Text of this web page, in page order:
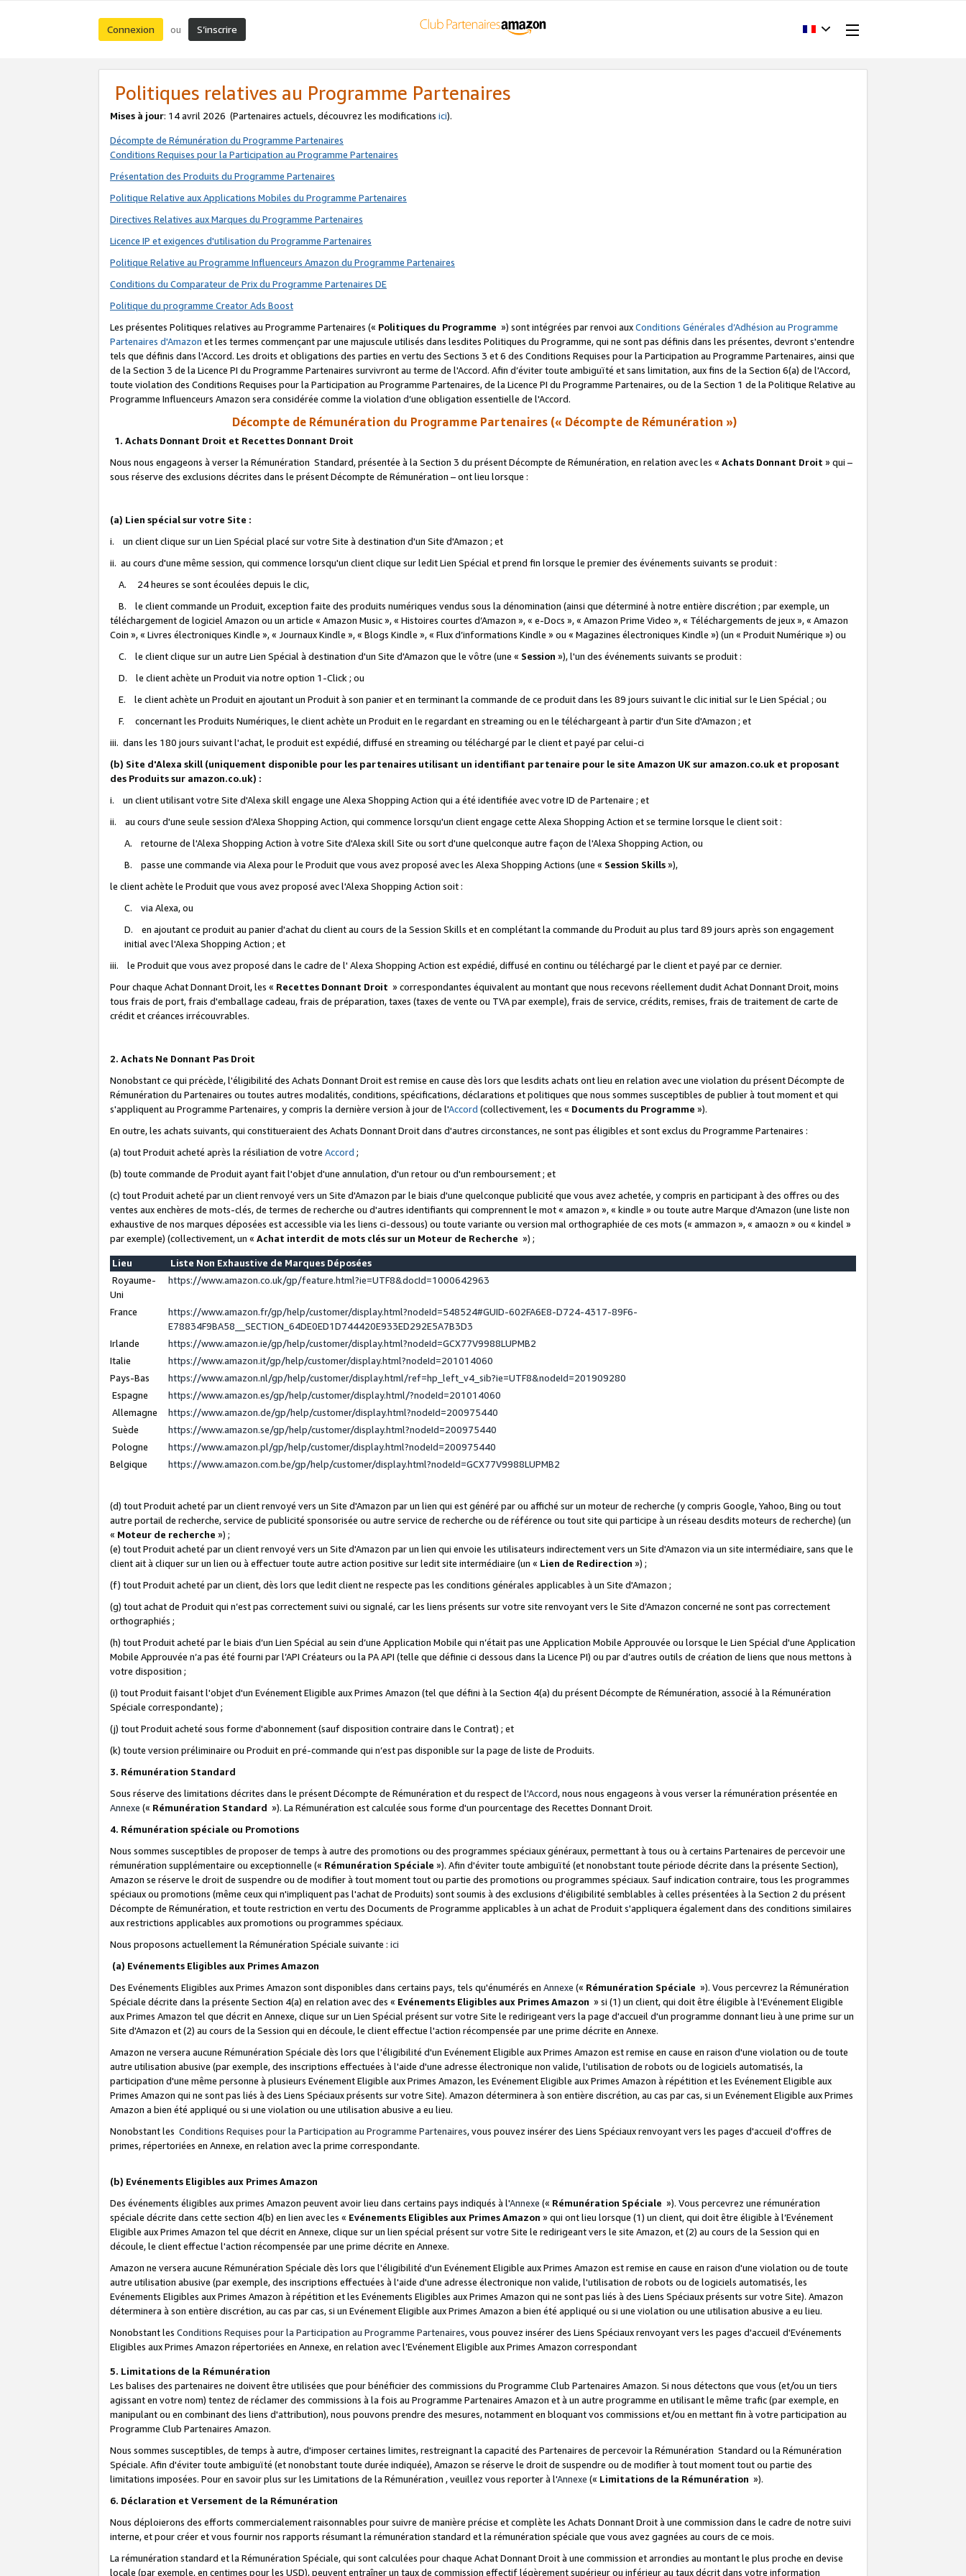
Connexion ou S’inscrire
Politiques relatives au Programme Partenaires
Mises à jour: 14 avril 2026 (Partenaires actuels, découvrez les modifications ici).
Décompte de Rémunération du Programme Partenaires
Conditions Requises pour la Participation au Programme Partenaires
Présentation des Produits du Programme Partenaires
Politique Relative aux Applications Mobiles du Programme Partenaires
Directives Relatives aux Marques du Programme Partenaires
Licence IP et exigences d'utilisation du Programme Partenaires
Politique Relative au Programme Influenceurs Amazon du Programme Partenaires
Conditions du Comparateur de Prix du Programme Partenaires DE
Politique du programme Creator Ads Boost
Les présentes Politiques relatives au Programme Partenaires (« Politiques du Programme ») sont intégrées par renvoi auxConditions Générales d’Adhésion au Programme
Partenaires d'Amazon et les termes commençant par une majuscule utilisés dans lesdites Politiques du Programme, qui ne sont pas définis dans les présentes, devront s'entendre
tels que définis dans l'Accord. Les droits et obligations des parties en vertu des Sections 3 et 6 des Conditions Requises pour la Participation au Programme Partenaires, ainsi que
de la Section 3 de la Licence PI du Programme Partenaires survivront au terme de l'Accord. Afin d’éviter toute ambiguïté et sans limitation, aux fins de la Section 6(a) de l'Accord,
toute violation des Conditions Requises pour la Participation au Programme Partenaires, de la Licence PI du Programme Partenaires, ou de la Section 1 de la Politique Relative au
Programme Influenceurs Amazon sera considérée comme la violation d’une obligation essentielle de l'Accord.
Décompte de Rémunération du Programme Partenaires (« Décompte de Rémunération »)
1. Achats Donnant Droit et Recettes Donnant Droit
Nous nous engageons à verser la Rémunération Standard, présentée à la Section 3 du présent Décompte de Rémunération, en relation avec les « Achats Donnant Droit » qui –
sous réserve des exclusions décrites dans le présent Décompte de Rémunération – ont lieu lorsque :
(a) Lien spécial sur votre Site :
i. un client clique sur un Lien Spécial placé sur votre Site à destination d'un Site d'Amazon ; et
ii. au cours d'une même session, qui commence lorsqu'un client clique sur ledit Lien Spécial et prend fin lorsque le premier des événements suivants se produit :
A. 24 heures se sont écoulées depuis le clic,
B. le client commande un Produit, exception faite des produits numériques vendus sous la dénomination (ainsi que déterminé à notre entière discrétion ; par exemple, un
téléchargement de logiciel Amazon ou un article « Amazon Music », « Histoires courtes d’Amazon », « e-Docs », « Amazon Prime Video », « Téléchargements de jeux », « Amazon
Coin », « Livres électroniques Kindle », « Journaux Kindle », « Blogs Kindle », « Flux d’informations Kindle » ou « Magazines électroniques Kindle ») (un « Produit Numérique ») ou
C. le client clique sur un autre Lien Spécial à destination d'un Site d'Amazon que le vôtre (une « Session »), l'un des événements suivants se produit :
D. le client achète un Produit via notre option 1-Click ; ou
E. le client achète un Produit en ajoutant un Produit à son panier et en terminant la commande de ce produit dans les 89 jours suivant le clic initial sur le Lien Spécial ; ou
F. concernant les Produits Numériques, le client achète un Produit en le regardant en streaming ou en le téléchargeant à partir d'un Site d'Amazon ; et
iii. dans les 180 jours suivant l'achat, le produit est expédié, diffusé en streaming ou téléchargé par le client et payé par celui-ci
(b) Site d'Alexa skill (uniquement disponible pour les partenaires utilisant un identifiant partenaire pour le site Amazon UK sur amazon.co.uk et proposant
des Produits sur amazon.co.uk) :
i. un client utilisant votre Site d'Alexa skill engage une Alexa Shopping Action qui a été identifiée avec votre ID de Partenaire ; et
ii. au cours d'une seule session d'Alexa Shopping Action, qui commence lorsqu'un client engage cette Alexa Shopping Action et se termine lorsque le client soit :
A. retourne de l'Alexa Shopping Action à votre Site d'Alexa skill Site ou sort d'une quelconque autre façon de l'Alexa Shopping Action, ou
B. passe une commande via Alexa pour le Produit que vous avez proposé avec les Alexa Shopping Actions (une « Session Skills»),
le client achète le Produit que vous avez proposé avec l'Alexa Shopping Action soit :
C. via Alexa, ou
D. en ajoutant ce produit au panier d'achat du client au cours de la Session Skills et en complétant la commande du Produit au plus tard 89 jours après son engagement
initial avec l'Alexa Shopping Action ; et
iii. le Produit que vous avez proposé dans le cadre de l' Alexa Shopping Action est expédié, diffusé en continu ou téléchargé par le client et payé par ce dernier.
Pour chaque Achat Donnant Droit, les « Recettes Donnant Droit » correspondantes équivalent au montant que nous recevons réellement dudit Achat Donnant Droit, moins
tous frais de port, frais d'emballage cadeau, frais de préparation, taxes (taxes de vente ou TVA par exemple), frais de service, crédits, remises, frais de traitement de carte de
crédit et créances irrécouvrables.
2. Achats Ne Donnant Pas Droit
Nonobstant ce qui précède, l'éligibilité des Achats Donnant Droit est remise en cause dès lors que lesdits achats ont lieu en relation avec une violation du présent Décompte de
Rémunération du Partenaires ou toutes autres modalités, conditions, spécifications, déclarations et politiques que nous sommes susceptibles de publier à tout moment et qui
s'appliquent au Programme Partenaires, y compris la dernière version à jour de l'Accord (collectivement, les « Documents du Programme »).
En outre, les achats suivants, qui constitueraient des Achats Donnant Droit dans d'autres circonstances, ne sont pas éligibles et sont exclus du Programme Partenaires :
(a) tout Produit acheté après la résiliation de votre Accord ;
(b) toute commande de Produit ayant fait l'objet d'une annulation, d'un retour ou d'un remboursement ; et
(c) tout Produit acheté par un client renvoyé vers un Site d'Amazon par le biais d'une quelconque publicité que vous avez achetée, y compris en participant à des offres ou des
ventes aux enchères de mots-clés, de termes de recherche ou d'autres identifiants qui comprennent le mot « amazon », « kindle » ou toute autre Marque d'Amazon (une liste non
exhaustive de nos marques déposées est accessible via les liens ci-dessous) ou toute variante ou version mal orthographiée de ces mots (« ammazon », « amaozn » ou « kindel »
par exemple) (collectivement, un « Achat interdit de mots clés sur un Moteur de Recherche ») ;
Lieu
Liste Non Exhaustive de Marques Déposées
Royaume-
Uni
https://www.amazon.co.uk/gp/feature.html?ie=UTF8&docId=1000642963
France
https://www.amazon.fr/gp/help/customer/display.html?nodeId=548524#GUID-602FA6E8-D724-4317-89F6-
E78834F9BA58__SECTION_64DE0ED1D744420E933ED292E5A7B3D3
Irlande
https://www.amazon.ie/gp/help/customer/display.html?nodeId=GCX77V9988LUPMB2
Italie
https://www.amazon.it/gp/help/customer/display.html?nodeId=201014060
Pays-Bas
https://www.amazon.nl/gp/help/customer/display.html/ref=hp_left_v4_sib?ie=UTF8&nodeId=201909280
Espagne
https://www.amazon.es/gp/help/customer/display.html/?nodeId=201014060
Allemagne
https://www.amazon.de/gp/help/customer/display.html?nodeId=200975440
Suède
https://www.amazon.se/gp/help/customer/display.html?nodeId=200975440
Pologne
https://www.amazon.pl/gp/help/customer/display.html?nodeId=200975440
Belgique
https://www.amazon.com.be/gp/help/customer/display.html?nodeId=GCX77V9988LUPMB2
(d) tout Produit acheté par un client renvoyé vers un Site d'Amazon par un lien qui est généré par ou affiché sur un moteur de recherche (y compris Google, Yahoo, Bing ou tout
autre portail de recherche, service de publicité sponsorisée ou autre service de recherche ou de référence ou tout site qui participe à un réseau desdits moteurs de recherche) (un
« Moteur de recherche ») ;
(e) tout Produit acheté par un client renvoyé vers un Site d'Amazon par un lien qui envoie les utilisateurs indirectement vers un Site d'Amazon via un site intermédiaire, sans que le
client ait à cliquer sur un lien ou à effectuer toute autre action positive sur ledit site intermédiaire (un « Lien de Redirection ») ;
(f) tout Produit acheté par un client, dès lors que ledit client ne respecte pas les conditions générales applicables à un Site d'Amazon ;
(g) tout achat de Produit qui n’est pas correctement suivi ou signalé, car les liens présents sur votre site renvoyant vers le Site d’Amazon concerné ne sont pas correctement
orthographiés ;
(h) tout Produit acheté par le biais d’un Lien Spécial au sein d’une Application Mobile qui n’était pas une Application Mobile Approuvée ou lorsque le Lien Spécial d'une Application
Mobile Approuvée n’a pas été fourni par l’API Créateurs ou la PA API (telle que définie ci dessous dans la Licence PI) ou par d’autres outils de création de liens que nous mettons à
votre disposition ;
(i) tout Produit faisant l'objet d'un Evénement Eligible aux Primes Amazon (tel que défini à la Section 4(a) du présent Décompte de Rémunération, associé à la Rémunération
Spéciale correspondante) ;
(j) tout Produit acheté sous forme d'abonnement (sauf disposition contraire dans le Contrat) ; et
(k) toute version préliminaire ou Produit en pré-commande qui n’est pas disponible sur la page de liste de Produits.
3. Rémunération Standard
Sous réserve des limitations décrites dans le présent Décompte de Rémunération et du respect de l'Accord, nous nous engageons à vous verser la rémunération présentée en
Annexe (« Rémunération Standard »). La Rémunération est calculée sous forme d'un pourcentage des Recettes Donnant Droit.
4. Rémunération spéciale ou Promotions
Nous sommes susceptibles de proposer de temps à autre des promotions ou des programmes spéciaux généraux, permettant à tous ou à certains Partenaires de percevoir une
rémunération supplémentaire ou exceptionnelle (« Rémunération Spéciale »). Afin d'éviter toute ambiguïté (et nonobstant toute période décrite dans la présente Section),
Amazon se réserve le droit de suspendre ou de modifier à tout moment tout ou partie des promotions ou programmes spéciaux. Sauf indication contraire, tous les programmes
spéciaux ou promotions (même ceux qui n'impliquent pas l'achat de Produits) sont soumis à des exclusions d'éligibilité semblables à celles présentées à la Section 2 du présent
Décompte de Rémunération, et toute restriction en vertu des Documents de Programme applicables à un achat de Produit s'appliquera également dans des conditions similaires
aux restrictions applicables aux promotions ou programmes spéciaux.
Nous proposons actuellement la Rémunération Spéciale suivante : ici
(a) Evénements Eligibles aux Primes Amazon
Des Evénements Eligibles aux Primes Amazon sont disponibles dans certains pays, tels qu'énumérés en Annexe (« Rémunération Spéciale »). Vous percevrez la Rémunération
Spéciale décrite dans la présente Section 4(a) en relation avec des « Evénements Eligibles aux Primes Amazon » si (1) un client, qui doit être éligible à l'Evénement Eligible
aux Primes Amazon tel que décrit en Annexe, clique sur un Lien Spécial présent sur votre Site le redirigeant vers la page d'accueil d'un programme donnant lieu à une prime sur un
Site d'Amazon et (2) au cours de la Session qui en découle, le client effectue l'action récompensée par une prime décrite en Annexe.
Amazon ne versera aucune Rémunération Spéciale dès lors que l'éligibilité d'un Evénement Eligible aux Primes Amazon est remise en cause en raison d'une violation ou de toute
autre utilisation abusive (par exemple, des inscriptions effectuées à l'aide d'une adresse électronique non valide, l'utilisation de robots ou de logiciels automatisés, la
participation d'une même personne à plusieurs Evénement Eligible aux Primes Amazon, les Evénement Eligible aux Primes Amazon à répétition et les Evénement Eligible aux
Primes Amazon qui ne sont pas liés à des Liens Spéciaux présents sur votre Site). Amazon déterminera à son entière discrétion, au cas par cas, si un Evénement Eligible aux Primes
Amazon a bien été appliqué ou si une violation ou une utilisation abusive a eu lieu.
Nonobstant les Conditions Requises pour la Participation au Programme Partenaires, vous pouvez insérer des Liens Spéciaux renvoyant vers les pages d'accueil d'offres de
primes, répertoriées en Annexe, en relation avec la prime correspondante.
(b) Evénements Eligibles aux Primes Amazon
Des événements éligibles aux primes Amazon peuvent avoir lieu dans certains pays indiqués à l'Annexe (« Rémunération Spéciale »). Vous percevrez une rémunération
spéciale décrite dans cette section 4(b) en lien avec les « Evénements Eligibles aux Primes Amazon » qui ont lieu lorsque (1) un client, qui doit être éligible à l’Evénement
Eligible aux Primes Amazon tel que décrit en Annexe, clique sur un lien spécial présent sur votre Site le redirigeant vers le site Amazon, et (2) au cours de la Session qui en
découle, le client effectue l'action récompensée par une prime décrite en Annexe.
Amazon ne versera aucune Rémunération Spéciale dès lors que l'éligibilité d'un Evénement Eligible aux Primes Amazon est remise en cause en raison d'une violation ou de toute
autre utilisation abusive (par exemple, des inscriptions effectuées à l'aide d'une adresse électronique non valide, l'utilisation de robots ou de logiciels automatisés, les
Evénements Eligibles aux Primes Amazon à répétition et les Evénements Eligibles aux Primes Amazon qui ne sont pas liés à des Liens Spéciaux présents sur votre Site). Amazon
déterminera à son entière discrétion, au cas par cas, si un Evénement Eligible aux Primes Amazon a bien été appliqué ou si une violation ou une utilisation abusive a eu lieu.
Nonobstant les Conditions Requises pour la Participation au Programme Partenaires, vous pouvez insérer des Liens Spéciaux renvoyant vers les pages d'accueil d'Evénements
Eligibles aux Primes Amazon répertoriées en Annexe, en relation avec l’Evénement Eligible aux Primes Amazon correspondant
5. Limitations de la Rémunération
Les balises des partenaires ne doivent être utilisées que pour bénéficier des commissions du Programme Club Partenaires Amazon. Si nous détectons que vous (et/ou un tiers
agissant en votre nom) tentez de réclamer des commissions à la fois au Programme Partenaires Amazon et à un autre programme en utilisant le même trafic (par exemple, en
manipulant ou en combinant des liens d'attribution), nous pouvons prendre des mesures, notamment en bloquant vos commissions et/ou en mettant fin à votre participation au
Programme Club Partenaires Amazon.
Nous sommes susceptibles, de temps à autre, d'imposer certaines limites, restreignant la capacité des Partenaires de percevoir la Rémunération Standard ou la Rémunération
Spéciale. Afin d'éviter toute ambiguïté (et nonobstant toute durée indiquée), Amazon se réserve le droit de suspendre ou de modifier à tout moment tout ou partie des
limitations imposées. Pour en savoir plus sur les Limitations de la Rémunération , veuillez vous reporter à l'Annexe (« Limitations de la Rémunération »).
6. Déclaration et Versement de la Rémunération
Nous déploierons des efforts commercialement raisonnables pour suivre de manière précise et complète les Achats Donnant Droit à une commission dans le cadre de notre suivi
interne, et pour créer et vous fournir nos rapports résumant la rémunération standard et la rémunération spéciale que vous avez gagnées au cours de ce mois.
La rémunération standard et la Rémunération Spéciale, qui sont calculées pour chaque Achat Donnant Droit à une commission et arrondies au montant le plus proche en devise
locale (par exemple, en centimes pour les USD), peuvent entraîner un taux de commission effectif légèrement supérieur ou inférieur au taux décrit dans votre information